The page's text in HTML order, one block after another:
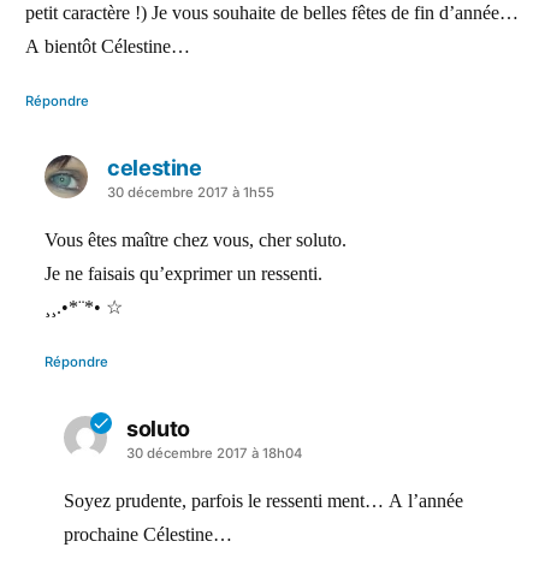
petit caractère !) Je vous souhaite de belles fêtes de fin d’année…
A bientôt Célestine…
Répondre
celestine
a
30 décembre 2017 à 1h55
Vous êtes maître chez vous, cher soluto.
Je ne faisais qu’exprimer un ressenti.
¸¸.•*¨*• ☆
Répondre
soluto
a
dit :
30 décembre 2017 à 18h04
Soyez prudente, parfois le ressenti ment… A l’année
prochaine Célestine…